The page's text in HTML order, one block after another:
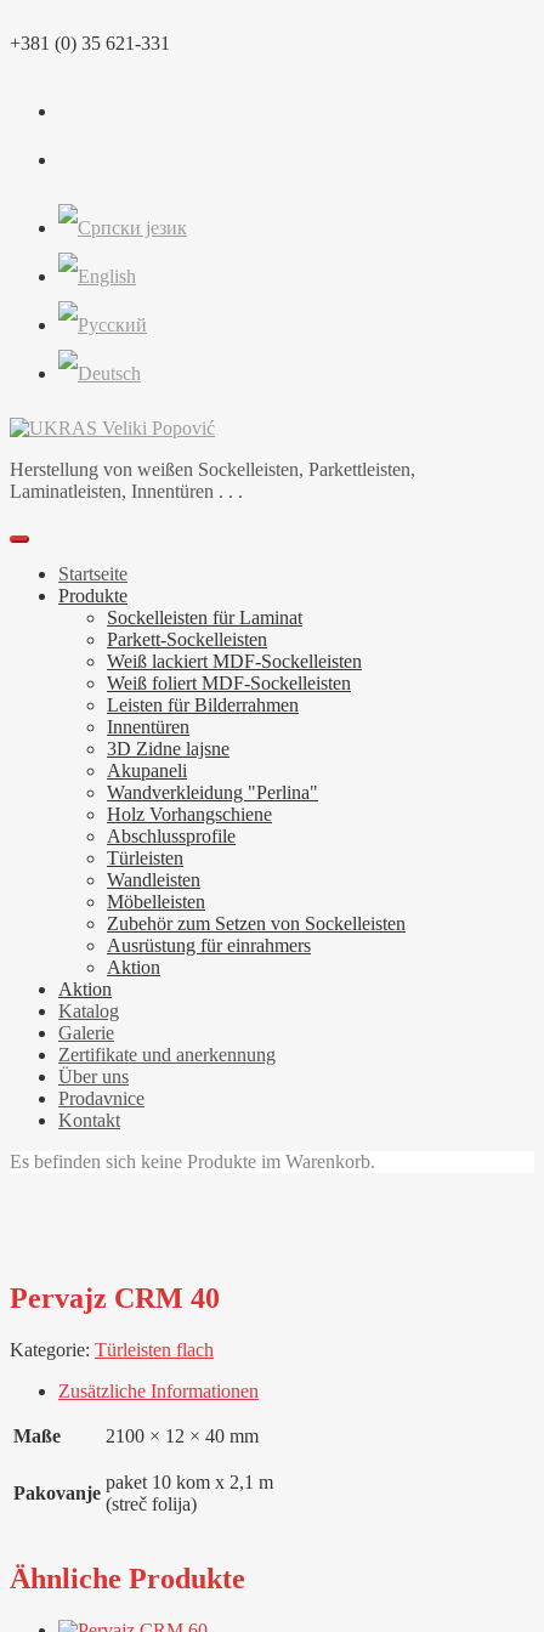
to
+381 (0) 35 621-331
Herstellung von weißen Sockelleisten, Parkettleisten,
Laminatleisten, Innentüren . . .
Startseite
Produkte
Sockelleisten für Laminat
Parkett-Sockelleisten
Weiß lackiert MDF-Sockelleisten
Weiß foliert MDF-Sockelleisten
Leisten für Bilderrahmen
Innentüren
3D Zidne lajsne
Akupaneli
Wandverkleidung "Perlina"
Holz Vorhangschiene
Abschlussprofile
Türleisten
Wandleisten
Möbelleisten
Zubehör zum Setzen von Sockelleisten
Ausrüstung für einrahmers
Aktion
Aktion
Katalog
Galerie
Zertifikate und anerkennung
Über uns
Prodavnice
Kontakt
Es befinden sich keine Produkte im Warenkorb.
Pervajz CRM 40
Kategorie: Türleisten flach
Zusätzliche Informationen
Maße 2100 × 12 × 40 mm
Pakovanje
paket 10 kom x 2,1 m
(streč folija)
Ähnliche Produkte